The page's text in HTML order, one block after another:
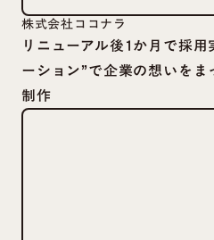
株式会社ココナラ
リニューアル後1か月で採
ーション”で企業の想いを
制作